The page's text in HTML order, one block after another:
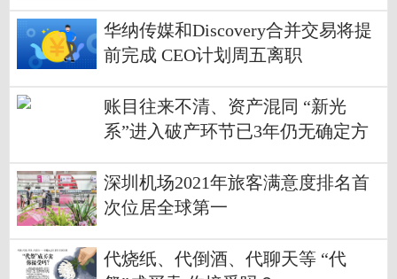
华纳传媒和Discovery合并交易将提
前完成 CEO计划周五离职
账目往来不清、资产混同 “新光
系”进入破产环节已3年仍无确定方
深圳机场2021年旅客满意度排名首
次位居全球第一
代烧纸、代倒酒、代聊天等 “代